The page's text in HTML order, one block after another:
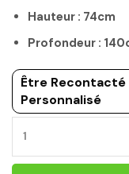
Hauteur : 74cm
Profondeur :
Être Recontacté
Personnalisé